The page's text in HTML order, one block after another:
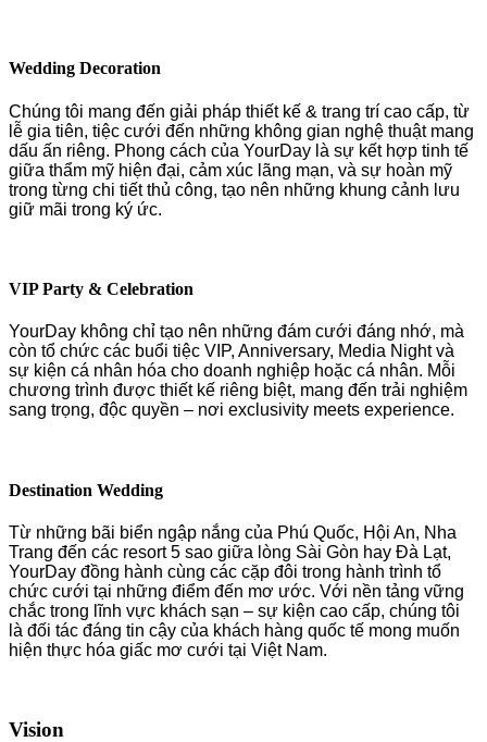
Wedding Decoration
Chúng tôi mang đến giải pháp thiết kế & trang trí cao cấp, từ
lễ gia tiên, tiệc cưới đến những không gian nghệ thuật mang
dấu ấn riêng. Phong cách của YourDay là sự kết hợp tinh tế
giữa thẩm mỹ hiện đại, cảm xúc lãng mạn, và sự hoàn mỹ
trong từng chi tiết thủ công, tạo nên những khung cảnh lưu
giữ mãi trong ký ức.
VIP Party & Celebration
YourDay không chỉ tạo nên những đám cưới đáng nhớ, mà
còn tổ chức các buổi tiệc VIP, Anniversary, Media Night và
sự kiện cá nhân hóa cho doanh nghiệp hoặc cá nhân. Mỗi
chương trình được thiết kế riêng biệt, mang đến trải nghiệm
sang trọng, độc quyền – nơi exclusivity meets experience.
Destination Wedding
Từ những bãi biển ngập nắng của Phú Quốc, Hội An, Nha
Trang đến các resort 5 sao giữa lòng Sài Gòn hay Đà Lạt,
YourDay đồng hành cùng các cặp đôi trong hành trình tổ
chức cưới tại những điểm đến mơ ước. Với nền tảng vững
chắc trong lĩnh vực khách sạn – sự kiện cao cấp, chúng tôi
là đối tác đáng tin cậy của khách hàng quốc tế mong muốn
hiện thực hóa giấc mơ cưới tại Việt Nam.
Vision